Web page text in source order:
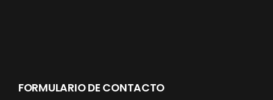
FORMULARIO DE CONTACTO